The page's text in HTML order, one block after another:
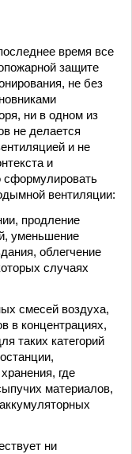
время все
защите
не без
ни в одном из
не делается
и не
и
сформулировать
вентиляции:
продление
уменьшение
облегчение
случаях
смесей воздуха,
в концентрациях,
таких категорий
где
материалов,
ни